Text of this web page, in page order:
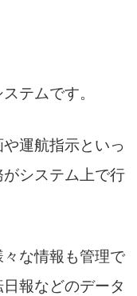
テムです。
運航指示といっ
システム上で行
な情報も管理で
報などのデータ